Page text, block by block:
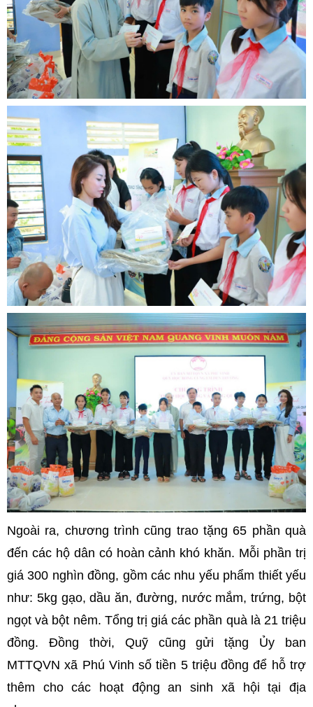
Ngoài ra, chương trình cũng trao tặng 65 phần quà
đến các hộ dân có hoàn cảnh khó khăn. Mỗi phần trị
giá 300 nghìn đồng, gồm các nhu yếu phẩm thiết yếu
như: 5kg gạo, dầu ăn, đường, nước mắm, trứng, bột
ngọt và bột nêm. Tổng trị giá các phần quà là 21 triệu
đồng. Đồng thời, Quỹ cũng gửi tặng Ủy ban
MTTQVN xã Phú Vinh số tiền 5 triệu đồng để hỗ trợ
thêm cho các hoạt động an sinh xã hội tại địa